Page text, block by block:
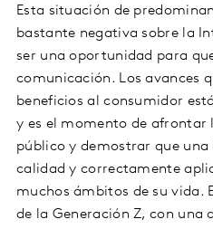
Esta situación de
bastante negativa sobre la
ser una oportunidad para
comunicación. Los avances
beneficios al consumidor
y es el momento de afrontar
público y demostrar que
calidad y correctamente
muchos ámbitos de su vida.
de la Generación Z, con una